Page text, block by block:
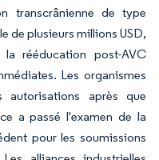
transcrânienne de type
de plusieurs millions USD,
rééducation post-AVC
Les organismes
autorisations après que
a passé l'examen de la
pour les soumissions